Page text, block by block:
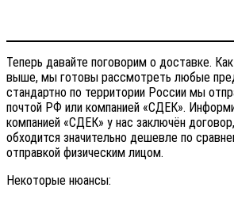
Теперь давайте поговорим о доставке.
выше, мы готовы рассмотреть любые
стандартно по территории России мы
почтой РФ или компанией «СДЕК».
компанией «СДЕК» у нас заключён
обходится значительно дешевле по
отправкой физическим лицом.
Некоторые нюансы: